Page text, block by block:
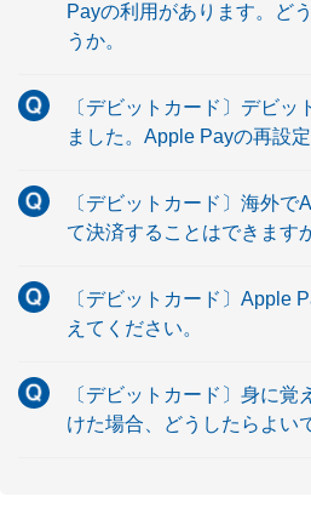
Payの利用があります。ど
うか。
〔デビットカード〕デビッ
ました。Apple Payの再設
〔デビットカード〕海外で
て決済することはできます
〔デビットカード〕Apple
えてください。
〔デビットカード〕身に覚
けた場合、どうしたらよい